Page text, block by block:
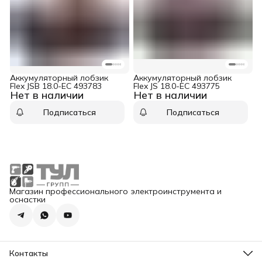
Нет в наличии
Аккумуляторный лобзик
Flex JSB 18.0-EC 493783
Подписаться
Нет в наличии
Аккумуляторный лобзик
Flex JS 18.0-EC 493775
Подписаться
Магазин профессионального электроинструмента и
оснастки
Контакты